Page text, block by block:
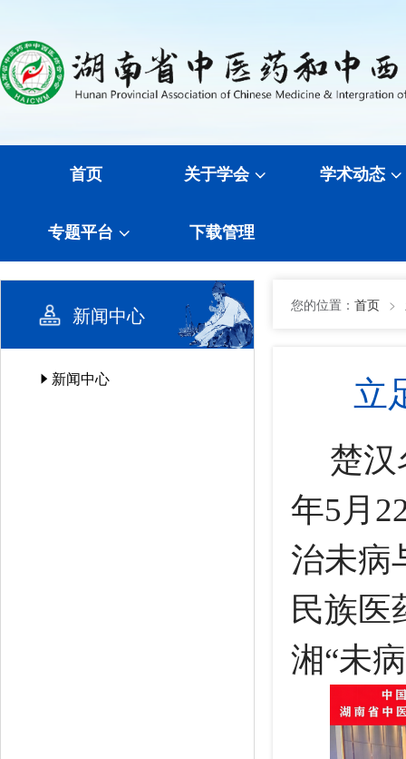
首页 关于学会 学术动态
专题平台 下载管理
新闻中心
新闻中心
您的位置： 首页 >
立
楚汉
年5月
治未病
民族医
湘“未